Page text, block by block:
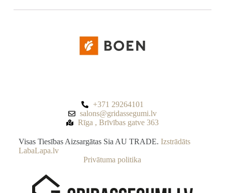
+371 29264101
salons@gridassegumi.lv
Rīga , Brīvības gatve 363
Visas Tiesības Aizsargātas Sia AU TRADE. Izstrādāts
LabaLapa.lv
Privātuma politika